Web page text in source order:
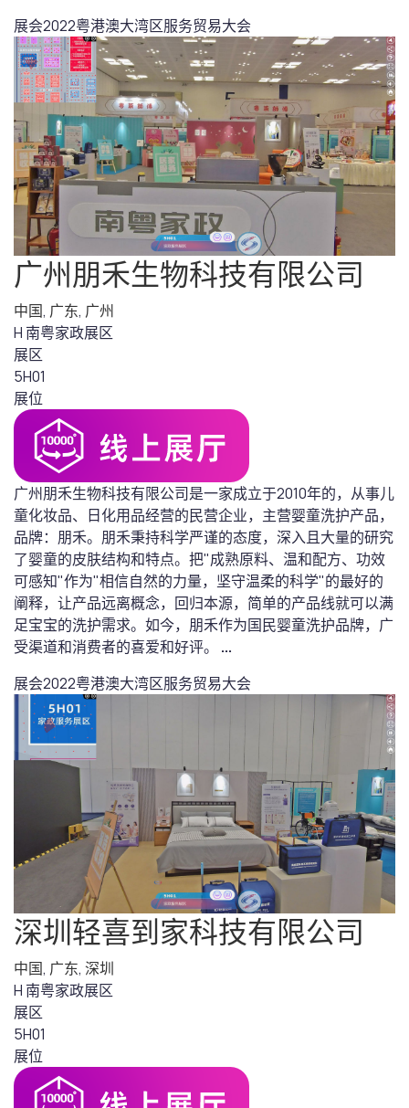
展会2022粤港澳大湾区服务贸易大会
广州朋禾生物科技有限公司
中国, 广东, 广州
H 南粤家政展区
展区
5H01
展位
广州朋禾生物科技有限公司是一家成立于2010年的，从事儿
童化妆品、日化用品经营的民营企业，主营婴童洗护产品，
品牌：朋禾。朋禾秉持科学严谨的态度，深入且大量的研究
了婴童的皮肤结构和特点。把"成熟原料、温和配方、功效
可感知"作为"相信自然的力量，坚守温柔的科学"的最好的
阐释，让产品远离概念，回归本源，简单的产品线就可以满
足宝宝的洗护需求。如今，朋禾作为国民婴童洗护品牌，广
受渠道和消费者的喜爱和好评。 ...
展会2022粤港澳大湾区服务贸易大会
深圳轻喜到家科技有限公司
中国, 广东, 深圳
H 南粤家政展区
展区
5H01
展位